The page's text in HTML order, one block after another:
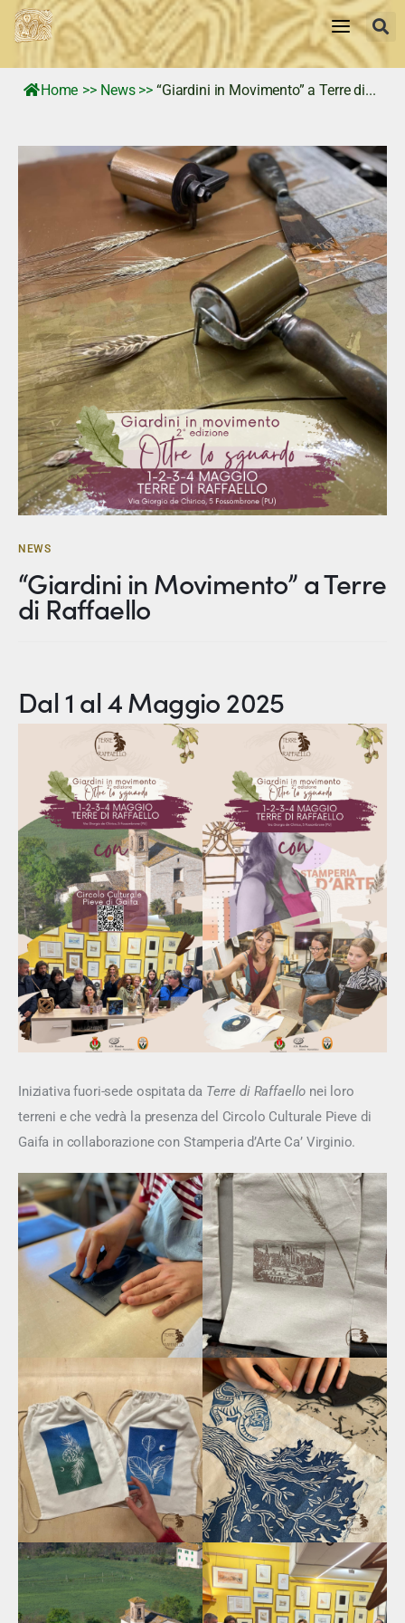
storia
Tradizioni e Personaggi
Territorio
Memorie Visive
News
Home >> News >> “Giardini in Movimento” a Terre di...
NEWS
“Giardini in Movimento” a Terre
di Raffaello
Dal 1 al 4 Maggio 2025
Iniziativa fuori-sede ospitata da Terre di Raffaello nei loro
terreni e che vedrà la presenza del Circolo Culturale Pieve di
Gaifa in collaborazione con Stamperia d’Arte Ca’ Virginio.